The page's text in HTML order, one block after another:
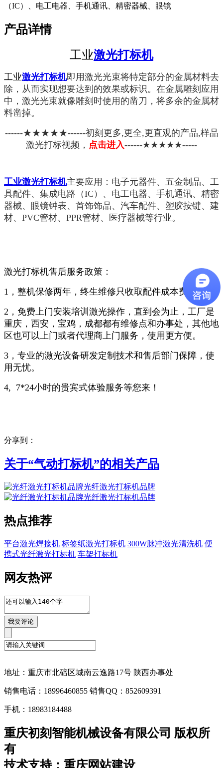
（IC）、电工电器、手机通讯、精密器械、眼镜
产品详情
工业激光打标机
工业激光打标机即用激光光束将特定部分的金属材料去
除，从而实现想要达到的效果或标识。在金属雕刻应用
中，激光光束就像雕刻时使用的凿刀，将多余的金属材
料凿掉。
------★★★★★------初刻更多,更全,更直观的产品,样品
激光打标视频， 点击进入------★★★★★-----
工业激光打标机主要应用：电子元器件、五金制品、工
具配件、集成电路（IC）、电工电器、手机通讯、精密
器械、眼镜钟表、首饰饰品、汽车配件、塑胶按键、建
材、PVC管材、PPR管材、医疗器械等行业。
激光打标机售后服务政策：
1，整机保修两年，终生维修只收取配件成本费用。
2，免费上门安装培训激光操作，直到会为止，工厂是
重庆，西安，宝鸡，成都都有维修点和办事处，其他地
区也可以上门或者代理商上门服务，使用更方便。
3，专业的激光设备研发定制技术和售后部门保障，使
用无忧。
4, 7*24小时的贵宾式体验服务等您来！
分享到：
关于“气动打标机”的相关产品
光纤激光打标机品牌
光纤激光打标机品牌
热点推荐
平台激光焊接机 标签纸激光打标机 300W脉冲激光清洗机 便
携式光纤激光打标机 车架打标机
网友热评
地址：重庆市北碚区城南云逸路17号 陕西办事处
销售电话：18996460855 销售QQ：852609391
手机：18983184488
重庆初刻智能机械设备有限公司 版权所
有
技术支持：重庆网站建设